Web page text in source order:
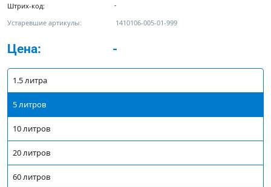
Штрих-код: -
Устаревшие артикулы: 1410106-005-01-999
Цена: -
1.5 литра
5 литров
10 литров
20 литров
60 литров